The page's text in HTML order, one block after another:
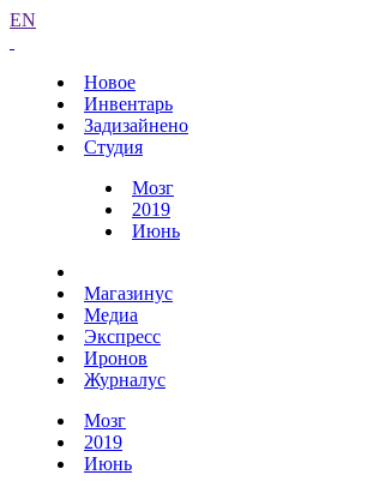
EN
Новое
Инвентарь
Задизайнено
Студия
Мозг
2019
Июнь
Магазинус
Медиа
Экспресс
Иронов
Журналус
Мозг
2019
Июнь